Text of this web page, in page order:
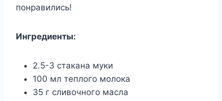
понравились!
Ингредиенты:
2.5-3 стакана муки
100 мл теплого молока
35 г сливочного масла